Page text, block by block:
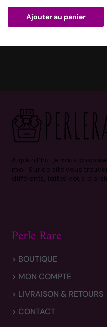
Ajouter au panier
Aujourd’hui je vous
moi. Sur ce site vous
différents, faites vous
Perle Rare
> BOUTIQUE
> MON COMPTE
> LIVRAISON & RETOURS
> CONTACT